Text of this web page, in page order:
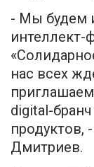
- Мы будем
интеллект-
нас всех
digital-
продуктов,
Дмитриев.